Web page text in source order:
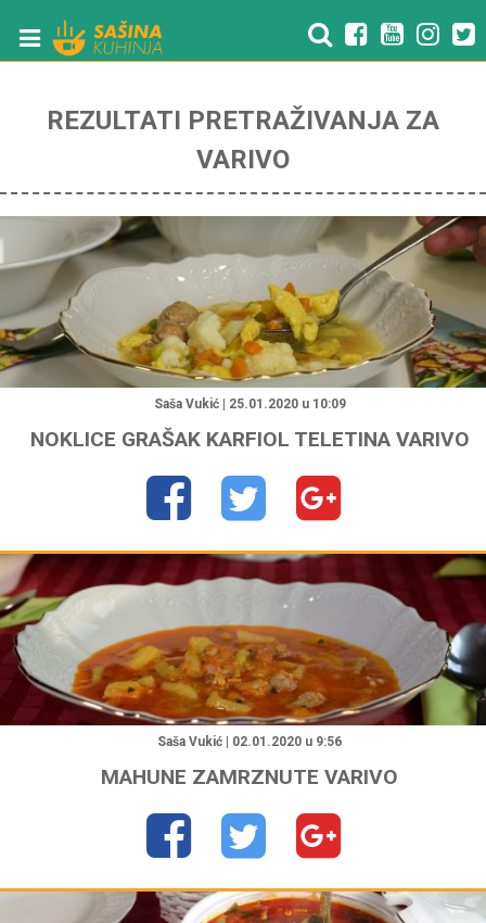
REZULTATI PRETRAŽIVANJA ZA
VARIVO
"
Saša Vukić | 25.01.2020 u 10:09
NOKLICE GRAŠAK KARFIOL TELETINA VARIVO
"
Saša Vukić | 02.01.2020 u 9:56
MAHUNE ZAMRZNUTE VARIVO